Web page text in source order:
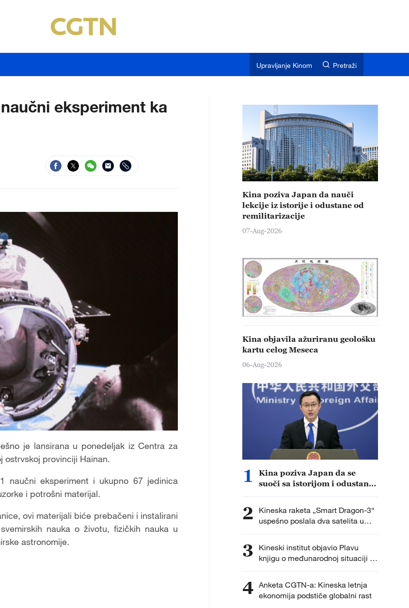
Upravljanje Kinom Pretraži
eksperiment ka
je lansirana u ponedeljak iz Centra za
ostrvskoj provinciji Hainan.
naučni eksperiment i ukupno 67 jedinica
i potrošni materijal.
ovi materijali biće prebačeni i instalirani
nauka o životu, fizičkih nauka u
astronomije.
Kina poziva Japan da nauči
lekcije iz istorije i odustane od
remilitarizacije
07-Aug-2026
Kina objavila ažuriranu geološku
kartu celog Meseca
06-Aug-2026
1
Kina poziva Japan da se
suoči sa istorijom i odustane
2
Kineska raketa „Smart Dragon-3“
uspešno poslala dva satelita u
orbitu
3
Kineski institut objavio Plavu
knjigu o međunarodnoj situaciji i
spoljnoj politici Kine
4 Anketa CGTN-a: Kineska letnja
ekonomija podstiče globalni rast